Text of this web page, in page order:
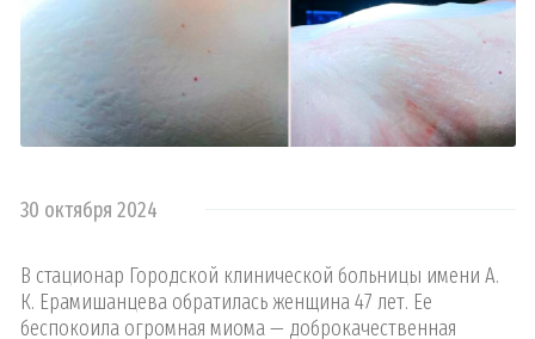
30 октября 2024
В стационар Городской клинической больницы имени А.
К. Ерамишанцева обратилась женщина 47 лет. Ее
беспокоила огромная миома — доброкачественная